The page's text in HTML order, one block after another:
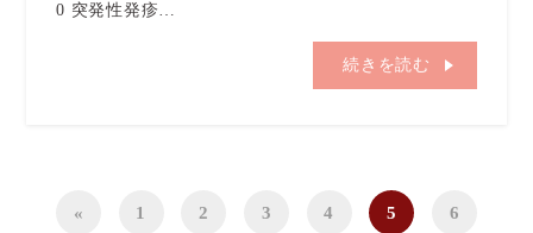
0 突発性発疹…
続きを読む
« 1 2 3 4 5 6